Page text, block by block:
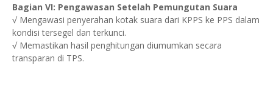
Bagian VI: Pengawasan Setelah Pemungutan Suara
√ Mengawasi penyerahan kotak suara dari KPPS ke PPS dalam
kondisi tersegel dan terkunci.
√ Memastikan hasil penghitungan diumumkan secara
transparan di TPS.